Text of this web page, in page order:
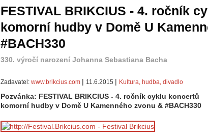
FESTIVAL BRIKCIUS - 4. ročník
komorní hudby v Domě U
#BACH330
330. výročí narození Johanna Sebastiana Bacha
Zadavatel: www.brikcius.com | 11.6.2015 | Kultura, hudba, divadlo
Pozvánka: FESTIVAL BRIKCIUS - 4. ročník cyklu koncertů
komorní hudby v Domě U Kamenného zvonu & #BACH330